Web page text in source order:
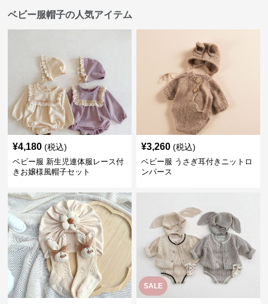
ベビー服帽子の人気アイテム
¥4,180 (税込)
ベビー服 新生児連体服レース付
きお嬢様風帽子セット
¥3,260 (税込)
ベビー服 うさぎ耳付きニットロ
ンパース
SALE